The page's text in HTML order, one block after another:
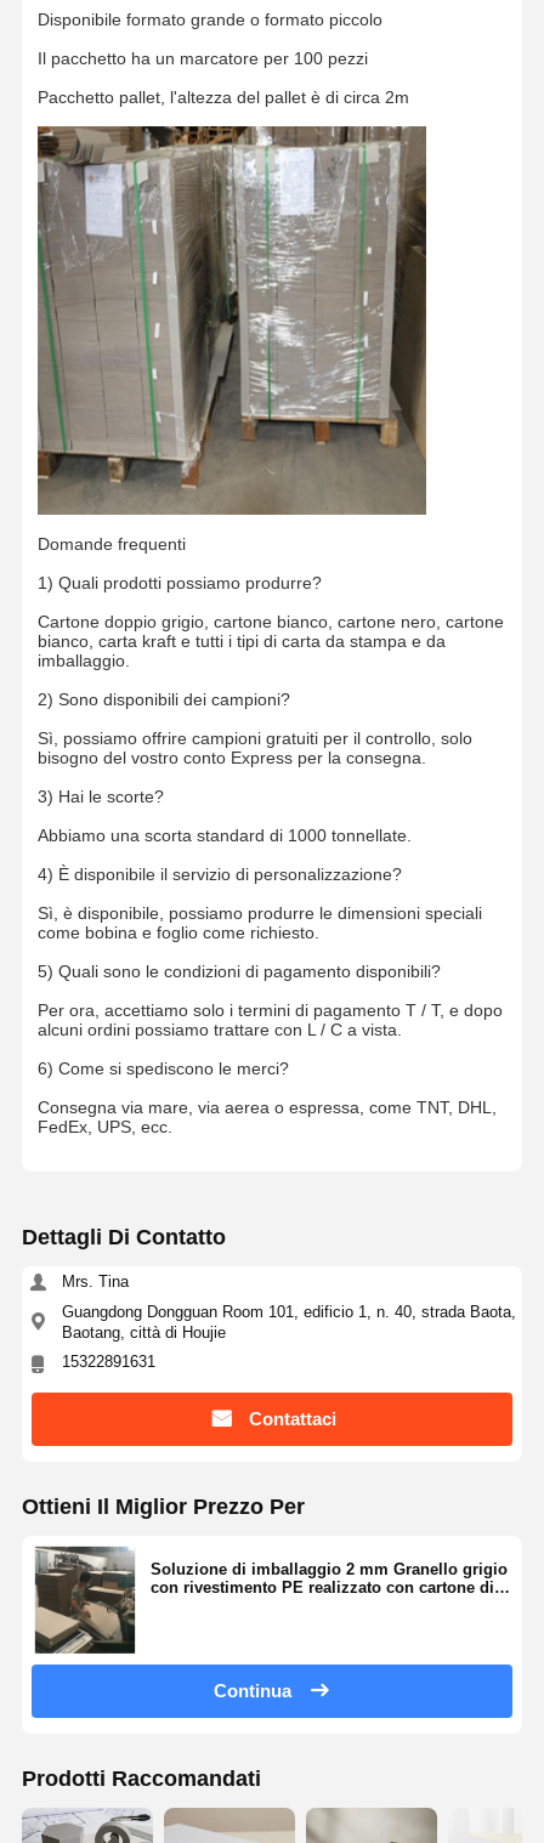
Spirale di filo di carta
tabellone per la torta
Disponibile formato grande o formato piccolo
Il pacchetto ha un marcatore per 100 pezzi
Pacchetto pallet, l'altezza del pallet è di circa 2m
Domande frequenti
1) Quali prodotti possiamo produrre?
Cartone doppio grigio, cartone bianco, cartone nero, cartone
bianco, carta kraft e tutti i tipi di carta da stampa e da
imballaggio.
2) Sono disponibili dei campioni?
Sì, possiamo offrire campioni gratuiti per il controllo, solo
bisogno del vostro conto Express per la consegna.
3) Hai le scorte?
Abbiamo una scorta standard di 1000 tonnellate.
4) È disponibile il servizio di personalizzazione?
Sì, è disponibile, possiamo produrre le dimensioni speciali
come bobina e foglio come richiesto.
5) Quali sono le condizioni di pagamento disponibili?
Per ora, accettiamo solo i termini di pagamento T / T, e dopo
alcuni ordini possiamo trattare con L / C a vista.
6) Come si spediscono le merci?
Consegna via mare, via aerea o espressa, come TNT, DHL,
FedEx, UPS, ecc.
Dettagli Di Contatto
Mrs. Tina
Guangdong Dongguan Room 101, edificio 1, n. 40, strada Baota,
Baotang, città di Houjie
15322891631
Contattaci
Ottieni Il Miglior Prezzo Per
Soluzione di imballaggio 2 mm Granello grigio
con rivestimento PE realizzato con cartone di
Continua
Prodotti Raccomandati